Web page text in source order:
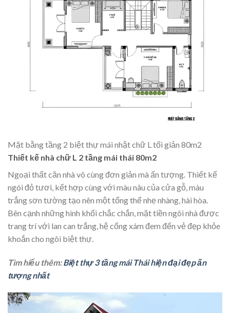
Mặt bằng tầng 2 biệt thự mái nhật chữ L tối giản 80m2
Thiết kế nhà chữ L 2 tầng mái thái 80m2
Ngoại thất căn nhà vô cùng đơn giản mà ấn tượng. Thiết kế
ngói đỏ tươi, kết hợp cùng với màu nâu của cửa gỗ, màu
trắng sơn tường tạo nên một tổng thể nhẹ nhàng, hài hòa.
Bên cạnh những hình khối chắc chắn, mặt tiền ngôi nhà được
trang trí với lan can trắng, hệ cổng xám đem đến vẻ đẹp khỏe
khoắn cho ngôi biệt thự.
Tìm hiểu thêm:Biệt thự 3 tầng mái Thái hiện đại đẹp ấn
tượng nhất